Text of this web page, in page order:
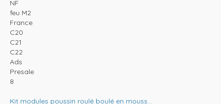
NF
feu M2
France
C20
C21
C22
Ads
Presale
8
Kit modules poussin roulé boulé en mouss...